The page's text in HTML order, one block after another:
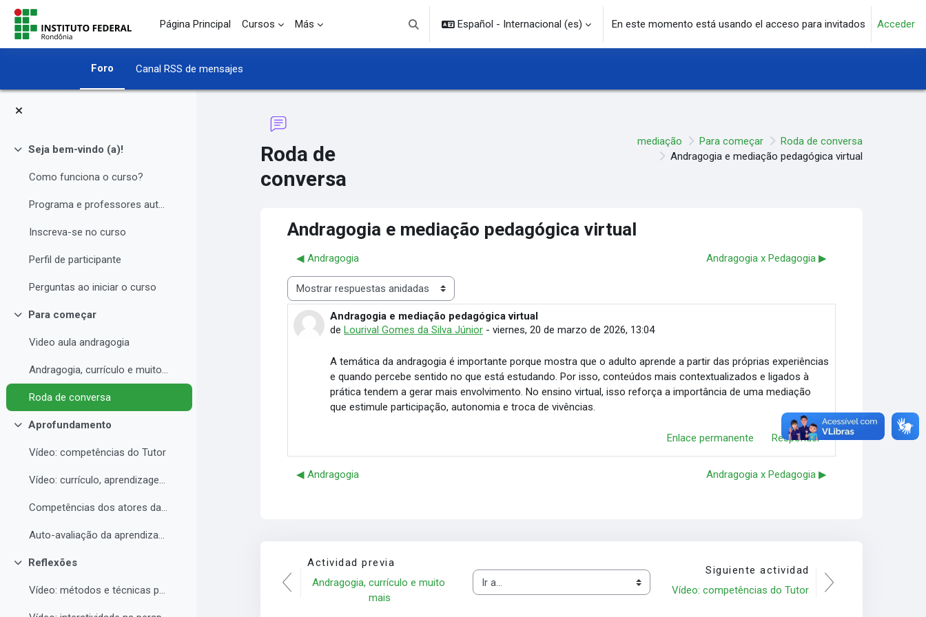
Salta al contenido principal
Página Principal
Cursos Más
Selector de búsqueda de entrada
Español - Internacional ‎(es)‎ En este momento está usando el acceso para invitados Acceder
Foro Canal RSS de mensajes
Colapsar
Seja bem-vindo (a)!
Como funciona o curso?
Programa e professores autores
Inscreva-se no curso
Perfil de participante
Perguntas ao iniciar o curso
Colapsar
Para começar
Video aula andragogia
Andragogia, currículo e muito mais
Roda de conversa
Colapsar
Aprofundamento
Vídeo: competências do Tutor
Vídeo: currículo, aprendizagem e docência para EAD
Competências dos atores da educação a distância professor, tutor e aluno
Auto-avaliação da aprendizagem
Colapsar
Reflexões
Vídeo: métodos e técnicas para EAD
Roda de
conversa
mediação Para começar
Roda de conversa
Andragogia e mediação pedagógica virtual
Andragogia e mediação pedagógica virtual
◀︎ Andragogia Andragogia x Pedagogia ▶︎
Mostrar modo
Andragogia e mediação pedagógica virtual
deLourival Gomes da Silva Júnior -viernes, 20 de marzo de 2026, 13:04
Número de respuestas: 0
A temática da andragogia é importante porque mostra que o adulto aprende a partir das próprias experiências
e quando percebe sentido no que está estudando. Por isso, conteúdos mais contextualizados e ligados à
prática tendem a gerar mais envolvimento. No ensino virtual, isso reforça a importância de uma mediação
que estimule participação, autonomia e troca de vivências.
Enlace permanente Responder
◀︎ Andragogia Andragogia x Pedagogia ▶︎
Actividad previa
Andragogia, currículo e muito
mais
Ir a...
Siguiente actividad
Vídeo: competências do Tutor